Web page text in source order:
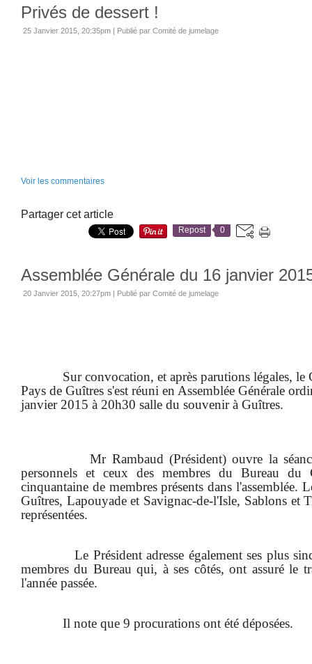
Privés de dessert !
25 Janvier 2015, 20:35pm | Publié par Comité de jumelage
Voir les commentaires
Partager cet article
Repost 0
Assemblée Générale du 16 janvier
20 Janvier 2015, 20:27pm | Publié par Comité de jumelage
Sur convocation, et après parutions légales,
Pays de Guîtres s'est réuni en Assemblée Générale
janvier 2015 à 20h30 salle du souvenir à Guîtres.
Mr Rambaud (Président) ouvre la
personnels et ceux des membres du Bureau
cinquantaine de membres présents dans l'assemblée.
Guîtres, Lapouyade et Savignac-de-l'Isle, Sablons et
représentées.
Le Président adresse également ses plus
membres du Bureau qui, à ses côtés, ont assuré le
l'année passée.
Il note que 9 procurations ont été déposées.